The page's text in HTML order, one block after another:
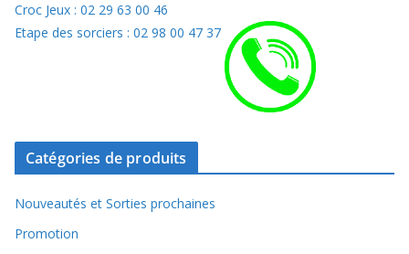
Croc Jeux : 02 29 63 00 46
Etape des sorciers : 02 98 00 47 37
Catégories de produits
Nouveautés et Sorties prochaines
Promotion